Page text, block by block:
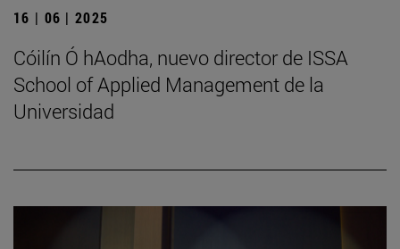
16 | 06 | 2025
Cóilín Ó hAodha, nuevo director de ISSA
School of Applied Management de la
Universidad